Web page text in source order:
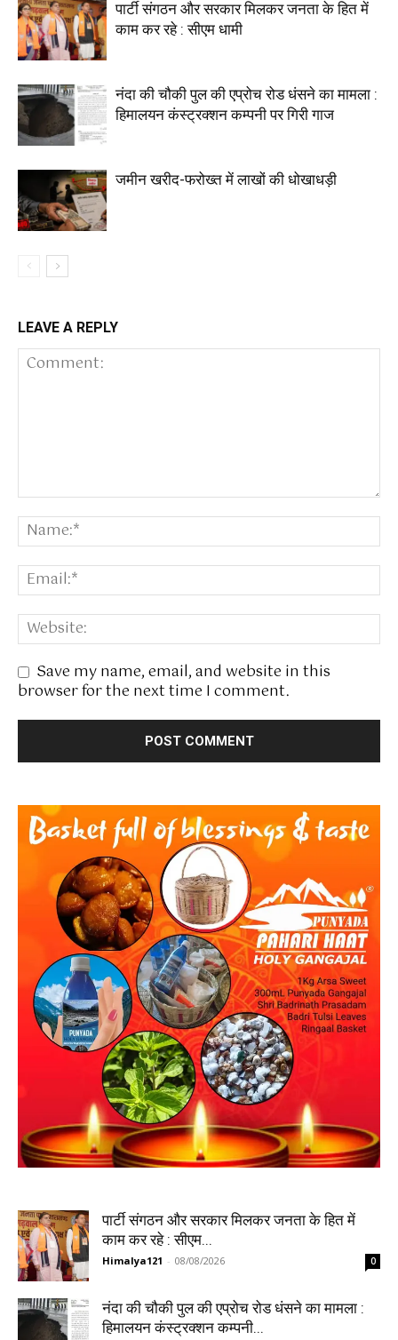
पार्टी संगठन और सरकार मिलकर जनता के हित में
काम कर रहे : सीएम धामी
नंदा की चौकी पुल की एप्रोच रोड धंसने का मामला :
हिमालयन कंस्ट्रक्शन कम्पनी पर गिरी गाज
जमीन खरीद-फरोख्त में लाखों की धोखाधड़ी
LEAVE A REPLY
Save my name, email, and website in this
browser for the next time I comment.
पार्टी संगठन और सरकार मिलकर जनता के हित में
काम कर रहे : सीएम...
Himalya121 - 08/08/2026 0
नंदा की चौकी पुल की एप्रोच रोड धंसने का मामला :
हिमालयन कंस्ट्रक्शन कम्पनी...